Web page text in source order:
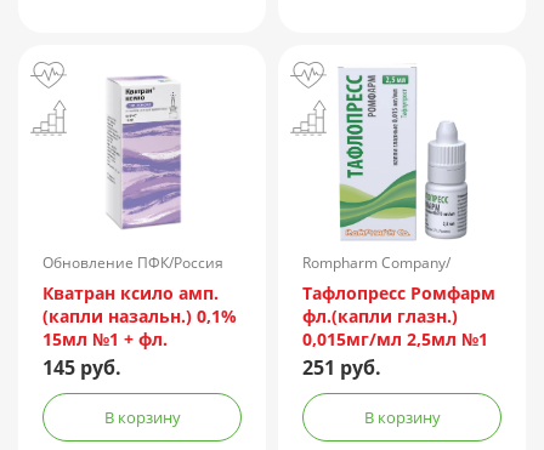
Обновление ПФК/Россия
Кватран ксило амп.
(капли назальн.) 0,1%
15мл №1 + фл.
145 руб.
В корзину
Rompharm Company/
Румыния
Тафлопресс Ромфарм
фл.(капли глазн.)
0,015мг/мл 2,5мл №1
пач.карт.
251 руб.
В корзину